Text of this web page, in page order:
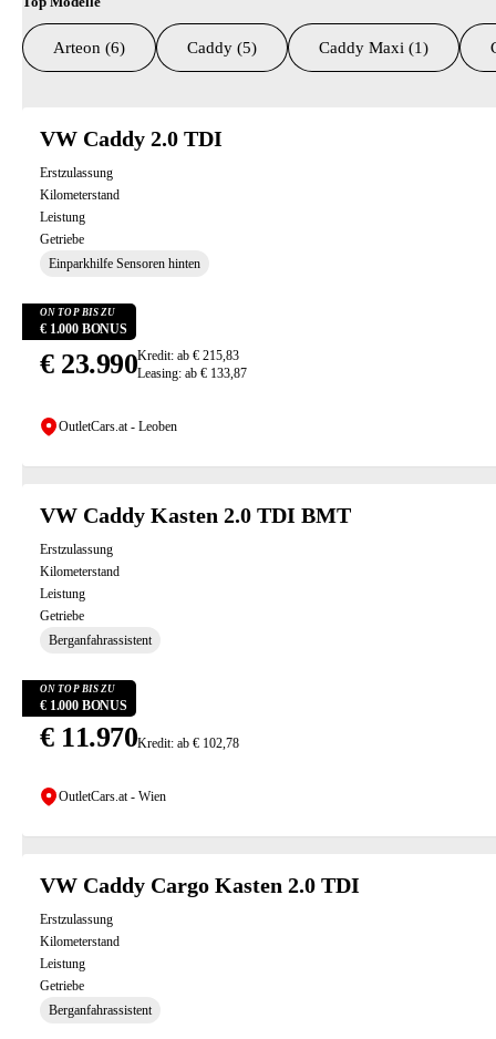
Arteon (6) Caddy (5) Caddy Maxi (1)
VW Caddy 2.0 TDI
Erstzulassung
Kilometerstand
Leistung
Getriebe
Einparkhilfe Sensoren hinten
ON TOP BIS ZU
€ 1.000 BONUS
€ 23.990Kredit: ab € 215,83
Leasing: ab € 133,87
OutletCars.at - Leoben
VW Caddy Kasten 2.0 TDI BMT
Erstzulassung
Kilometerstand
Leistung
Getriebe
Berganfahrassistent
ON TOP BIS ZU
€ 1.000 BONUS
€ 11.970Kredit: ab € 102,78
OutletCars.at - Wien
VW Caddy Cargo Kasten 2.0 TDI
Erstzulassung
Kilometerstand
Leistung
Getriebe
Berganfahrassistent